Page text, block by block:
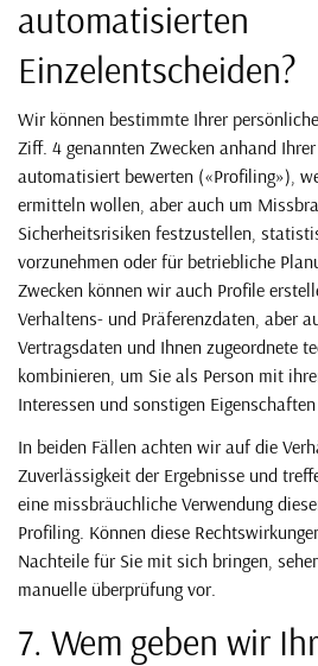
automatisierten
Einzelentscheiden?
Wir können bestimmte Ihrer
Ziff. 4 genannten Zwecken anhand
automatisiert bewerten («Profiling»),
ermitteln wollen, aber auch um
Sicherheitsrisiken festzustellen,
vorzunehmen oder für betriebliche
Zwecken können wir auch Profile
Verhaltens- und Präferenzdaten, aber
Vertragsdaten und Ihnen zugeordnete
kombinieren, um Sie als Person mit
Interessen und sonstigen
In beiden Fällen achten wir auf die
Zuverlässigkeit der Ergebnisse und
eine missbräuchliche Verwendung
Profiling. Können diese
Nachteile für Sie mit sich bringen,
manuelle überprüfung vor.
7. Wem geben wir